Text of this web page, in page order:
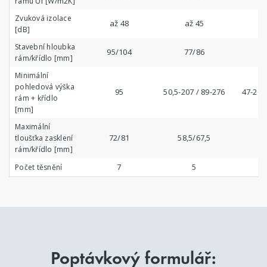
Zvuková izolace
[dB]
až 48 až 45
Stavební hloubka
rám/křídlo [mm]
95/104 77/86
Minimální
pohledová výška
rám + křídlo
[mm]
95 50,5-207 / 89-276 47-
Maximální
tloušťka zasklení
rám/křídlo [mm]
72/81 58,5/67,5
Počet těsnění 7 5
Poptávkový formulář: